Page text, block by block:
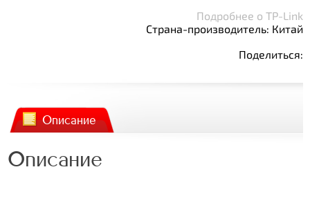
Подробнее о TP-Link
Страна-производитель: Китай
Поделиться:
Описание
Описание